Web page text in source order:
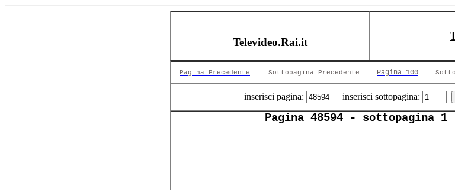
Televideo.Rai.it
Pagina Precedente Sottopagina Precedente Pagina 100
inserisci pagina: inserisci sottopagina:
Pagina 48594 - sottopagina 1